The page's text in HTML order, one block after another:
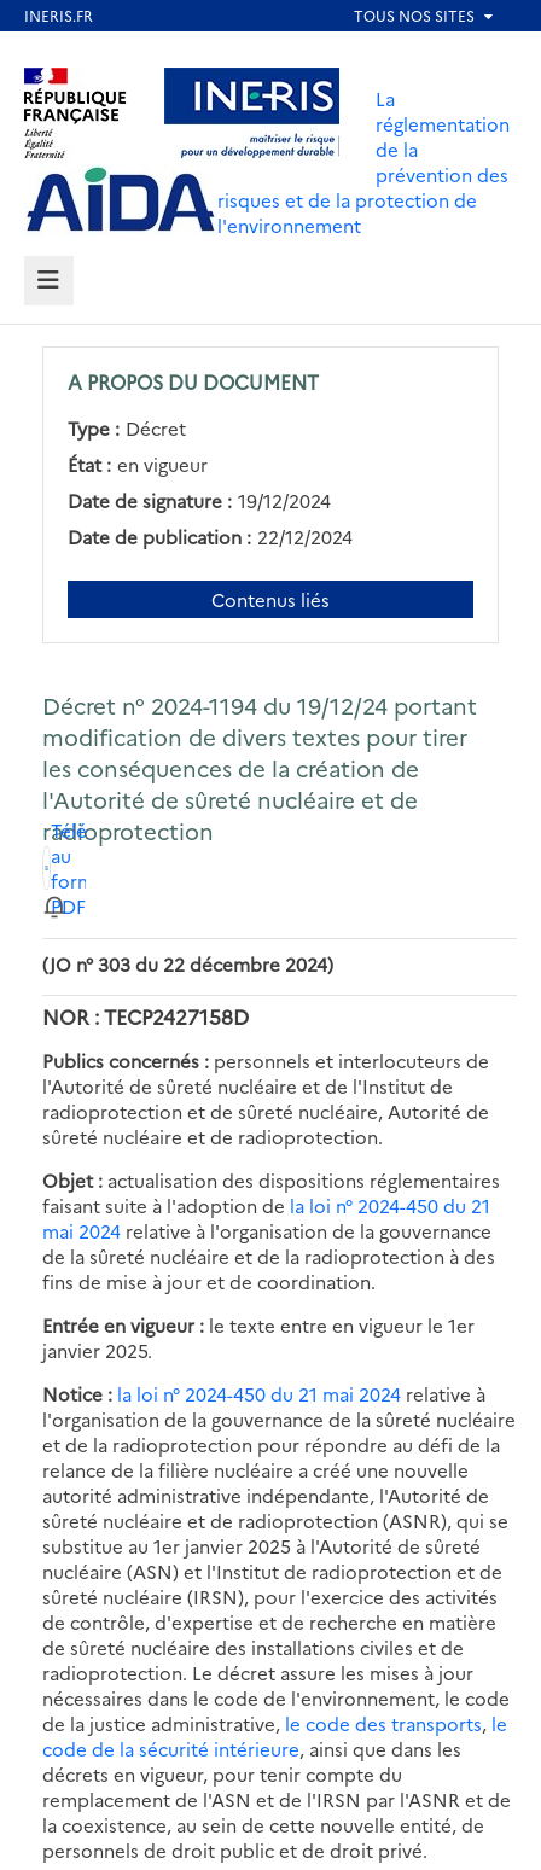
contenu
principal
Aller au contenu Aller au menu
Aller au pied de page
La
réglementation
de la
prévention des
risques et de la protection de
l'environnement
MENU
A PROPOS DU DOCUMENT
Type : Décret
État : en vigueur
Date de signature : 19/12/2024
Date de publication : 22/12/2024
Contenus liés
Décret n° 2024-1194 du 19/12/24 portant
modification de divers textes pour tirer
les conséquences de la création de
l'Autorité de sûreté nucléaire et de
radioprotection
Télécharger
au
format
PDF
(JO n° 303 du 22 décembre 2024)
NOR : TECP2427158D
Publics concernés : personnels et interlocuteurs de
l'Autorité de sûreté nucléaire et de l'Institut de
radioprotection et de sûreté nucléaire, Autorité de
sûreté nucléaire et de radioprotection.
Objet : actualisation des dispositions réglementaires
faisant suite à l'adoption de la loi n° 2024-450 du 21
mai 2024 relative à l'organisation de la gouvernance
de la sûreté nucléaire et de la radioprotection à des
fins de mise à jour et de coordination.
Entrée en vigueur : le texte entre en vigueur le 1er
janvier 2025.
Notice : la loi n° 2024-450 du 21 mai 2024 relative à
l'organisation de la gouvernance de la sûreté nucléaire
et de la radioprotection pour répondre au défi de la
relance de la filière nucléaire a créé une nouvelle
autorité administrative indépendante, l'Autorité de
sûreté nucléaire et de radioprotection (ASNR), qui se
substitue au 1er janvier 2025 à l'Autorité de sûreté
nucléaire (ASN) et l'Institut de radioprotection et de
sûreté nucléaire (IRSN), pour l'exercice des activités
de contrôle, d'expertise et de recherche en matière
de sûreté nucléaire des installations civiles et de
radioprotection. Le décret assure les mises à jour
nécessaires dans le code de l'environnement, le code
de la justice administrative, le code des transports, le
code de la sécurité intérieure, ainsi que dans les
décrets en vigueur, pour tenir compte du
remplacement de l'ASN et de l'IRSN par l'ASNR et de
la coexistence, au sein de cette nouvelle entité, de
personnels de droit public et de droit privé.